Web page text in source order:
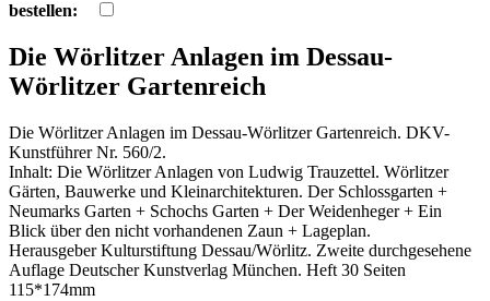
bestellen:
Die Wörlitzer Anlagen im Dessau-
Wörlitzer Gartenreich
Die Wörlitzer Anlagen im Dessau-Wörlitzer Gartenreich. DKV-
Kunstführer Nr. 560/2.
Inhalt: Die Wörlitzer Anlagen von Ludwig Trauzettel. Wörlitzer
Gärten, Bauwerke und Kleinarchitekturen. Der Schlossgarten +
Neumarks Garten + Schochs Garten + Der Weidenheger + Ein
Blick über den nicht vorhandenen Zaun + Lageplan.
Herausgeber Kulturstiftung Dessau/Wörlitz. Zweite durchgesehene
Auflage Deutscher Kunstverlag München. Heft 30 Seiten
115*174mm